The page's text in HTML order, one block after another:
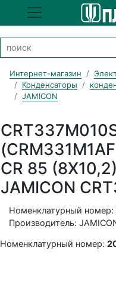
Интернет-магазин
Конденсаторы
JAMICON
CR 85
JAMICON
Номенклатурный номер:
Производитель:
Номенклатурный номер: